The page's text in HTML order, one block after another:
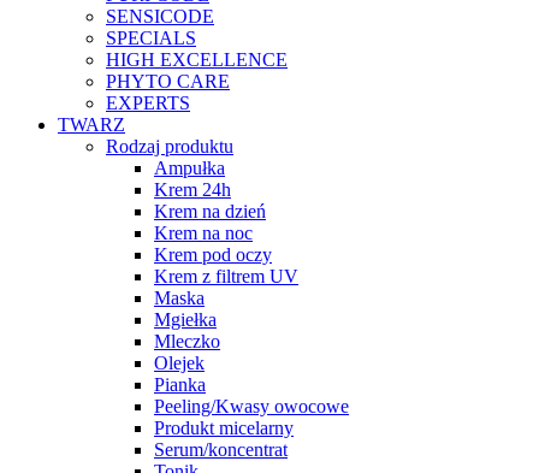
SENSICODE
SPECIALS
HIGH EXCELLENCE
PHYTO CARE
EXPERTS
TWARZ
Rodzaj produktu
Ampułka
Krem 24h
Krem na dzień
Krem na noc
Krem pod oczy
Krem z filtrem UV
Maska
Mgiełka
Mleczko
Olejek
Pianka
Peeling/Kwasy owocowe
Produkt micelarny
Serum/koncentrat